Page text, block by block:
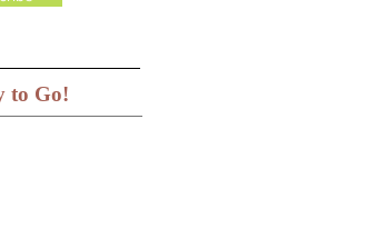
to Go!